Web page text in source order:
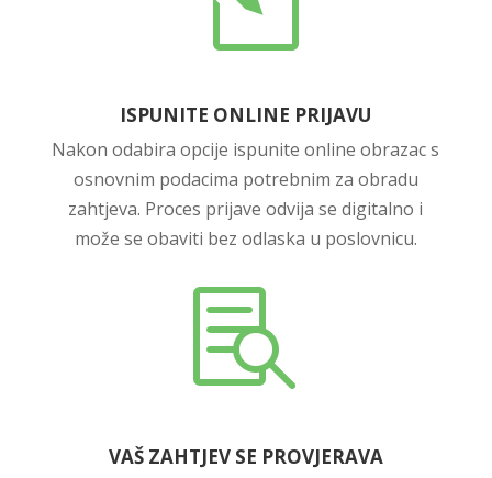
ISPUNITE ONLINE PRIJAVU
Nakon odabira opcije ispunite online obrazac s
osnovnim podacima potrebnim za obradu
zahtjeva. Proces prijave odvija se digitalno i
može se obaviti bez odlaska u poslovnicu.

VAŠ ZAHTJEV SE PROVJERAVA